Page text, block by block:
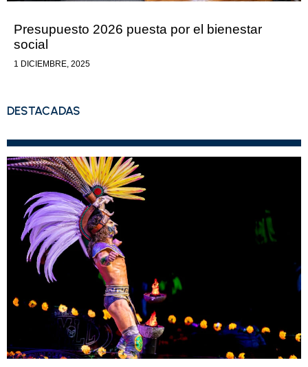
Presupuesto 2026 puesta por el bienestar
social
1 DICIEMBRE, 2025
DESTACADAS